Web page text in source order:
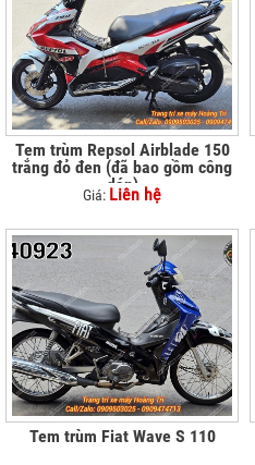
Tem trùm Repsol Airblade 150
trắng đỏ đen (đã bao gồm công
dán)
Giá: Liên hệ
Tem trùm Fiat Wave S 110